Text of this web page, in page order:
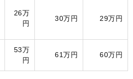
26万
円
30万円 29万円
53万
円
61万円 60万円